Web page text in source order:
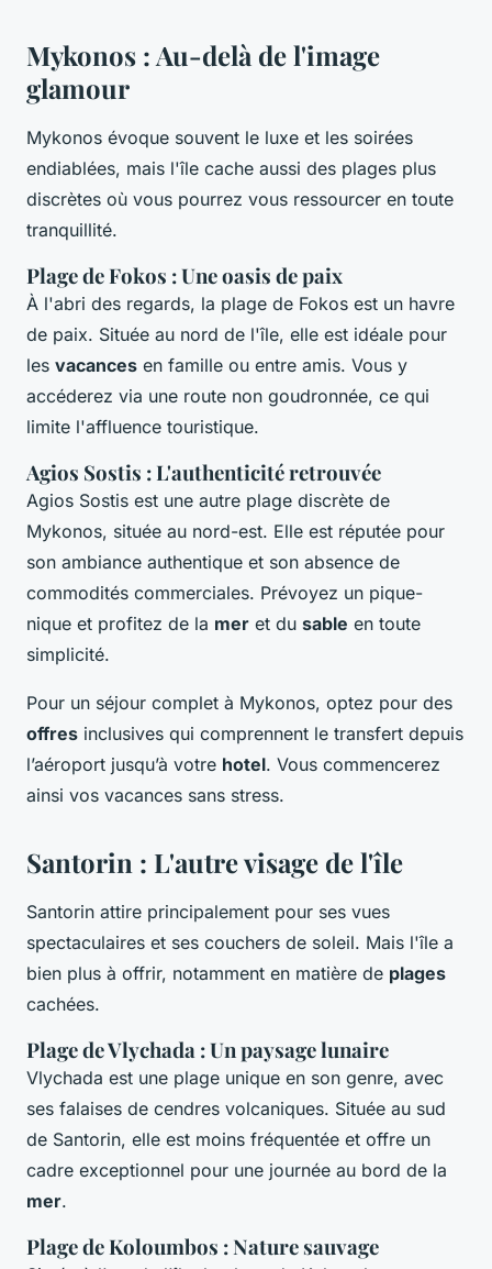
Mykonos : Au-delà de l'image
glamour
Mykonos évoque souvent le luxe et les soirées
endiablées, mais l'île cache aussi des plages plus
discrètes où vous pourrez vous ressourcer en toute
tranquillité.
Plage de Fokos : Une oasis de paix
À l'abri des regards, la plage de Fokos est un havre
de paix. Située au nord de l'île, elle est idéale pour
les vacances en famille ou entre amis. Vous y
accéderez via une route non goudronnée, ce qui
limite l'affluence touristique.
Agios Sostis : L'authenticité retrouvée
Agios Sostis est une autre plage discrète de
Mykonos, située au nord-est. Elle est réputée pour
son ambiance authentique et son absence de
commodités commerciales. Prévoyez un pique-
nique et profitez de la mer et du sable en toute
simplicité.
Pour un séjour complet à Mykonos, optez pour des
offres inclusives qui comprennent le transfert depuis
l’aéroport jusqu’à votre hotel. Vous commencerez
ainsi vos vacances sans stress.
Santorin : L'autre visage de l'île
Santorin attire principalement pour ses vues
spectaculaires et ses couchers de soleil. Mais l'île a
bien plus à offrir, notamment en matière de plages
cachées.
Plage de Vlychada : Un paysage lunaire
Vlychada est une plage unique en son genre, avec
ses falaises de cendres volcaniques. Située au sud
de Santorin, elle est moins fréquentée et offre un
cadre exceptionnel pour une journée au bord de la
mer.
Plage de Koloumbos : Nature sauvage